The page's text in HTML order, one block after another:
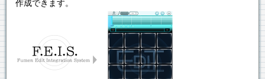
作成できます。